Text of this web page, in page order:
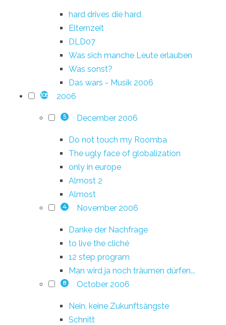
hard drives die hard
Elternzeit
DLD07
Was sich manche Leute erlauben
Was sonst?
Das wars - Musik 2006
108 2006
5 December 2006
Do not touch my Roomba
The ugly face of globalization
only in europe
Almost 2
Almost
4 November 2006
Danke der Nachfrage
to live the cliché
12 step program
Man wird ja noch träumen dürfen...
8 October 2006
Nein, keine Zukunftsängste
Schnitt